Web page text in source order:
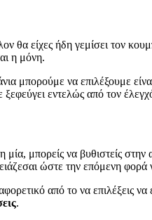
θα είχες ήδη γεμίσει τον
η μόνη.
να επιλέξουμε είναι
ξεφεύγει εντελώς από τον
μπορείς να βυθιστείς στην
ώστε την επόμενη φορά
από το να επιλέξεις να
.